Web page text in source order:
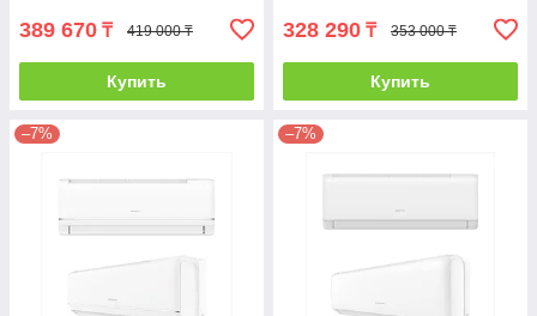
389 670 ₸ 419 000 ₸
Купить
328 290 ₸ 353 000 ₸
Купить
–7% –7%